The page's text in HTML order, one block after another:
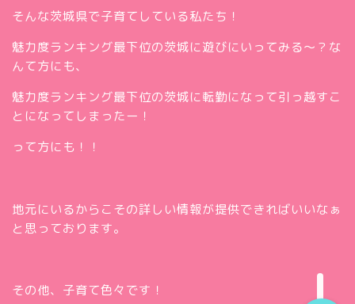
そんな茨城県で子育てしている私たち！
魅力度ランキング最下位の茨城に遊びにいってみる～？な
んて方にも、
魅力度ランキング最下位の茨城に転勤になって引っ越すこ
とになってしまったー！
って方にも！！
地元にいるからこその詳しい情報が提供できればいいなぁ
と思っております。
その他、子育て色々です！
い合